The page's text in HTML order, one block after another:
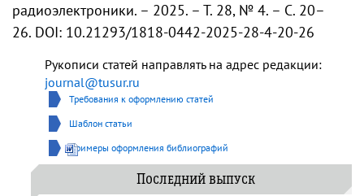
радиоэлектроники. – 2025. – Т. 28, № 4. – С. 20–
26. DOI: 10.21293/1818-0442-2025-28-4-20-26
Рукописи статей направлять на адрес редакции:
journal@tusur.ru
Требования к оформлению статей
Шаблон статьи
Примеры оформления библиографий
Последний выпуск